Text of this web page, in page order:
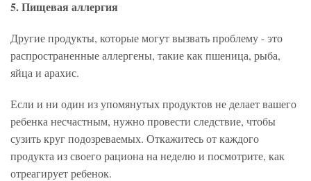
5. Пищевая аллергия
Другие продукты, которые могут вызвать проблему - это
распространенные аллергены, такие как пшеница, рыба,
яйца и арахис.
Если и ни один из упомянутых продуктов не делает вашего
ребенка несчастным, нужно провести следствие, чтобы
сузить круг подозреваемых. Откажитесь от каждого
продукта из своего рациона на неделю и посмотрите, как
отреагирует ребенок.